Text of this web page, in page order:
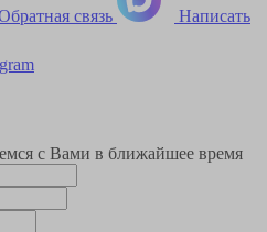
связь Написать
с Вами в ближайшее время